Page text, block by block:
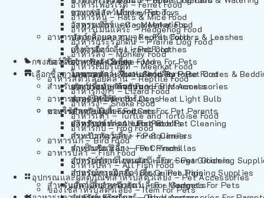
อาหารเฟอร์เร็ต – Ferret Food
อาหารหนู – Rats & Mice Food
อาหารเม่นแคระ – Hedgehog Food
อาหารกระรอกดิน – Prairie Dog Food
อาหารลิง – Monkey Food
อาหารเมียร์แคท – Meerkat Food
อาหารสัตว์เลี้อยคลาน – Reptile Food
อาหารกิ้งก่า – Lizard Food
อาหารงู – Snake Food
อาหารเต่า – Turtle and Tortoise Food
อาหารกบ – Frog Food
อาหารนก – Bird Food
อาหารปลา – Fish Food
อาหารปลา – All Fish Food
อุปกรณและผลิตภัณฑ์สำหรับสัตว์เลี้ยง – Pet Accessories
ของใช้สำหรับสัตว์เลี้ยง – Item For Pets
อาหารลิง – Monkey Food
อาหารเมียร์แคท – Meerkat Food
อาหารสัตว์เลี้อยคลาน – Reptile Food
อาหารกิ้งก่า – Lizard Food
อาหารงู – Snake Food
อาหารเต่า – Turtle and Tortoise Food
อาหารกบ – Frog Food
อาหารนก – Bird Food
อาหารปลา – Fish Food
อาหารปลา – All Fish Food
ของเล่นสัตว์เลี้ยง – Pet Toys
วัสดุรองกรง – Cage Materials
ปลอกคอและสายจูง – Pet Collars & Leashes
เสื้อผ้าสัตว์เลี้ยง – Pet Clothes
ของใช้สำหรับสัตว์เลี้ยง – More For Pets
โดมนอนและที่นอนสัตว์เลี้ยง – Pet Crates &
ของประดับสำหรับนก – Bird Accessories
หลอดไฟให้ความร้อน – Heat Light Bulb
ของใช้สำหรับผู้เลี้ยง – Items For Pet Parents
ผลิตภัณฑ์ทำความสะอาด – Pet Cleaning
กระเป๋าสัตว์เลี้ยง – Pet Carriers
รถเข็นสัตว์เลี้ยง – Pet Prams
อุปกรณ์ตัดแต่งขนสัตว์เลี้ยง – Pet Grooming
อุปกรณ์การฝึกสัตว์เลี้ยง – Pet Training Supplies
แก็ดเจ็ตสำหรับสัตว์เลี้ยง – Gadgets For Pets
กรงสัตว์เลี้ยง – Pet Cages
เลือกซื้อตามหมวดสัตว์เลี้ยง – Shop By Pet
สำหรับสัตว์เลี้ยงลูกด้วยนม – For Mammals
สำหรับสุนัข – For Dogs
สำหรับแมว – For Cats
สำหรับกระต่าย – For Rabbits
สำหรับกระรอก – For Squirrels
สำหรับชินชิล่า – For Chinchillas
สำหรับชูการ์ไกลเดอร์ – For Sugar Gliders
สำหรับหนูแกสบี้ – For Guinea Pigs
สำหรับสัตว์เลี้ยงลูกด้วยนม – For Mammals